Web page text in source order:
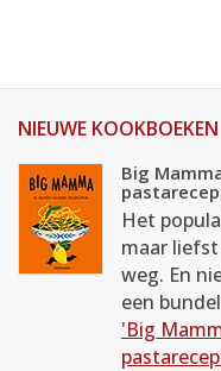
NIEUWE KOOKBOEKEN
Big
Het
maar
weg. En
een
'Big